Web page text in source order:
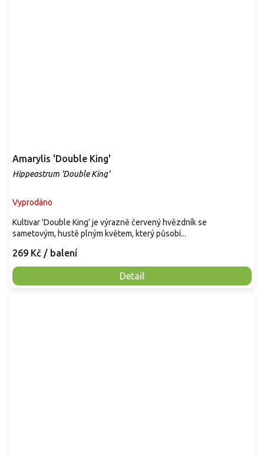
Amarylis 'Double King'
Hippeastrum 'Double King'
Vyprodáno
269 Kč / balení
Detail
Kultivar 'Double King' je výrazně červený hvězdník se
sametovým, hustě plným květem, který působí...